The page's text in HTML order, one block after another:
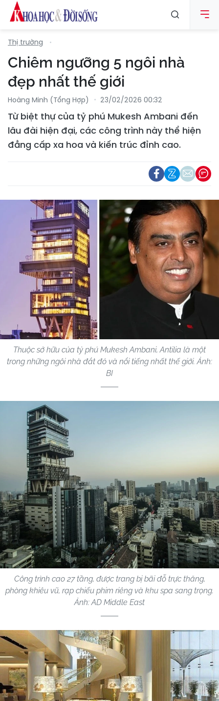
Thị trường
Chiêm ngưỡng 5 ngôi nhà
đẹp nhất thế giới
Hoàng Minh (tổng Hợp) 23/02/2026 00:32
Từ biệt thự của tỷ phú Mukesh Ambani đến
lâu đài hiện đại, các công trình này thể hiện
đẳng cấp xa hoa và kiến trúc đỉnh cao.
Thuộc sở hữu của tỷ phú Mukesh Ambani, Antilia là một
trong những ngôi nhà đắt đỏ và nổi tiếng nhất thế giới. Ảnh:
BI
Công trình cao 27 tầng, được trang bị bãi đỗ trực thăng,
phòng khiêu vũ, rạp chiếu phim riêng và khu spa sang trọng.
Ảnh: AD Middle East